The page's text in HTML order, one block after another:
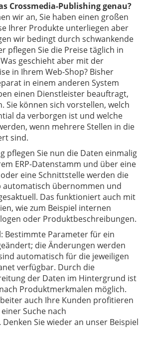
Crossmedia-Publishing genau?
wir an, Sie haben einen großen
Ihrer Produkte unterliegen aber
wir bedingt durch schwankende
pflegen Sie die Preise täglich in
geschieht aber mit der
in Ihrem Web-Shop? Bisher
in einem anderen System
einen Dienstleister beauftragt,
Sie können sich vorstellen, welch
da verborgen ist und welche
wenn mehrere Stellen in die
sind.
pflegen Sie nun die Daten einmalig
ERP-Datenstamm und über eine
eine Schnittstelle werden die
automatisch übernommen und
Das funktioniert auch mit
wie zum Beispiel internen
oder Produktbeschreibungen.
Bestimmte Parameter für ein
die Änderungen werden
automatisch für die jeweiligen
verfügbar. Durch die
der Daten im Hintergrund ist
Produktmerkmalen möglich.
auch Ihre Kunden profitieren
Suche nach
Sie wieder an unser Beispiel